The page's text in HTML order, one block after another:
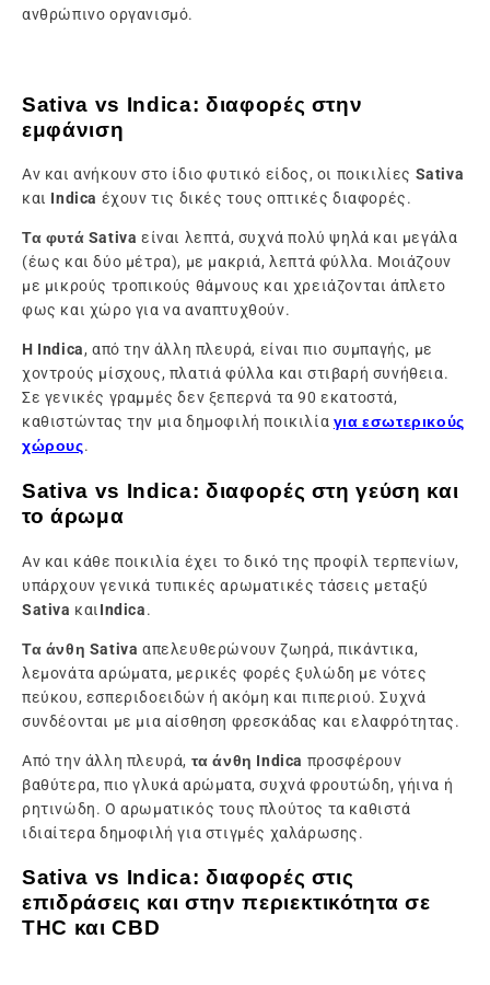
ανθρώπινο οργανισμό.
Sativa vs Indica: διαφορές στην
εμφάνιση
Αν και ανήκουν στο ίδιο φυτικό είδος, οι ποικιλίες Sativa
και Indica έχουν τις δικές τους οπτικές διαφορές.
Τα φυτά Sativa είναι λεπτά, συχνά πολύ ψηλά και μεγάλα
(έως και δύο μέτρα), με μακριά, λεπτά φύλλα. Μοιάζουν
με μικρούς τροπικούς θάμνους και χρειάζονται άπλετο
φως και χώρο για να αναπτυχθούν.
Η Indica, από την άλλη πλευρά, είναι πιο συμπαγής, με
χοντρούς μίσχους, πλατιά φύλλα και στιβαρή συνήθεια.
Σε γενικές γραμμές δεν ξεπερνά τα 90 εκατοστά,
καθιστώντας την μια δημοφιλή ποικιλία για εσωτερικούς
χώρους.
Sativa vs Indica: διαφορές στη γεύση και
το άρωμα
Αν και κάθε ποικιλία έχει το δικό της προφίλ τερπενίων,
υπάρχουν γενικά τυπικές αρωματικές τάσεις μεταξύ
Sativa καιIndica.
Τα άνθη Sativa απελευθερώνουν ζωηρά, πικάντικα,
λεμονάτα αρώματα, μερικές φορές ξυλώδη με νότες
πεύκου, εσπεριδοειδών ή ακόμη και πιπεριού. Συχνά
συνδέονται με μια αίσθηση φρεσκάδας και ελαφρότητας.
Από την άλλη πλευρά, τα άνθη Indica προσφέρουν
βαθύτερα, πιο γλυκά αρώματα, συχνά φρουτώδη, γήινα ή
ρητινώδη. Ο αρωματικός τους πλούτος τα καθιστά
ιδιαίτερα δημοφιλή για στιγμές χαλάρωσης.
Sativa vs Indica: διαφορές στις
επιδράσεις και στην περιεκτικότητα σε
THC και CBD